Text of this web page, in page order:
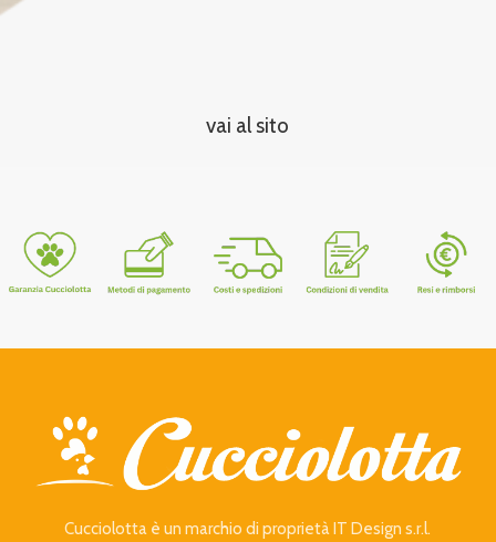
vai al sito
Cucciolotta è un marchio di proprietà IT Design s.r.l.